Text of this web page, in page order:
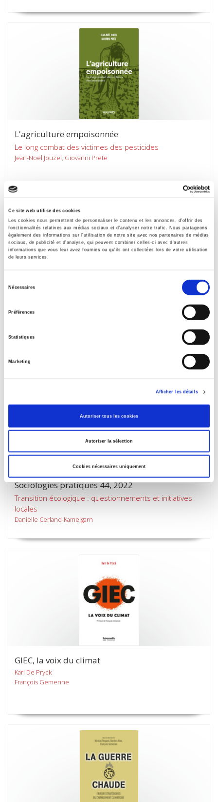
Ce site web utilise des cookies
Les cookies nous permettent de personnaliser le contenu et les annonces, d'offrir des
fonctionnalités relatives aux médias sociaux et d'analyser notre trafic. Nous partageons
également des informations sur l'utilisation de notre site avec nos partenaires de médias
sociaux, de publicité et d'analyse, qui peuvent combiner celles-ci avec d'autres
informations que vous leur avez fournies ou qu'ils ont collectées lors de votre utilisation
de leurs services.
Nécessaires
Préférences
Statistiques
Marketing
Afficher les détails
Autoriser tous les cookies
Autoriser la sélection
Cookies nécessaires uniquement
L'agriculture empoisonnée
Le long combat des victimes des pesticides
Jean-Noël Jouzel, Giovanni Prete
Une agriculture sans agriculteurs
Bertrand Hervieu, François Purseigle
Sociologies pratiques 44, 2022
Transition écologique : questionnements et initiatives
locales
Danielle Cerland-Kamelgarn
GIEC, la voix du climat
Kari De Pryck
François Gemenne